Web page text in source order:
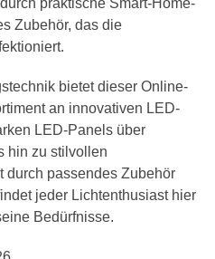
praktische Smart-Home-
Zubehör, das die
bietet dieser Online-
an innovativen LED-
LED-Panels über
hin zu stilvollen
durch passendes Zubehör
jeder Lichtenthusiast hier
Bedürfnisse.